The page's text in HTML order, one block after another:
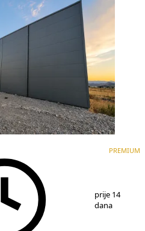
PREMIUM
prije 14
dana